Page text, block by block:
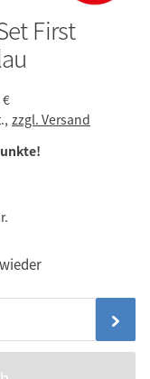
First
zzgl. Versand